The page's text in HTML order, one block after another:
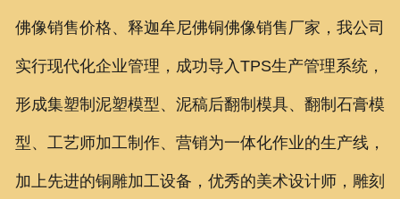
佛像销售价格、释迦牟尼佛铜佛像销售厂家 ，我公司
实行现代化企业管理，成功导入TPS生产管理系统，
形成集塑制泥塑模型、泥稿后翻制模具、翻制石膏模
型、工艺师加工制作、营销为一体化作业的生产线，
加上先进的铜雕加工设备，优秀的美术设计师，雕刻